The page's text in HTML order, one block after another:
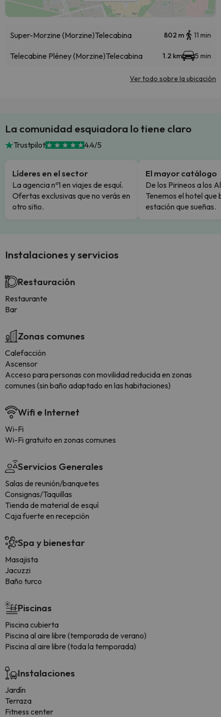
Super-Morzine (Morzine)Telecabina 802 m 11 min
Telecabine Pléney (Morzine)Telecabina 1.2 km 5 min
Ver todo sobre la ubicación
La comunidad esquiadora lo tiene claro
Trustpilot 4.4/5
Líderes en el sector
La agencia nº1 en viajes de esquí.
Ofertas exclusivas que no verás en
otro sitio.
El mayor catálogo
De los Pirineos a los
Tenemos el hotel que
estación que sueñas.
Instalaciones y servicios
Restauración
Restaurante
Bar
Zonas comunes
Calefacción
Ascensor
Acceso para personas con movilidad reducida en zonas
comunes (sin baño adaptado en las habitaciones)
Wifi e Internet
Wi-Fi
Wi-Fi gratuito en zonas comunes
Servicios Generales
Salas de reunión/banquetes
Consignas/Taquillas
Tienda de material de esquí
Caja fuerte en recepción
Spa y bienestar
Masajista
Jacuzzi
Baño turco
Piscinas
Piscina cubierta
Piscina al aire libre (temporada de verano)
Piscina al aire libre (toda la temporada)
Instalaciones
Jardín
Terraza
Fitness center